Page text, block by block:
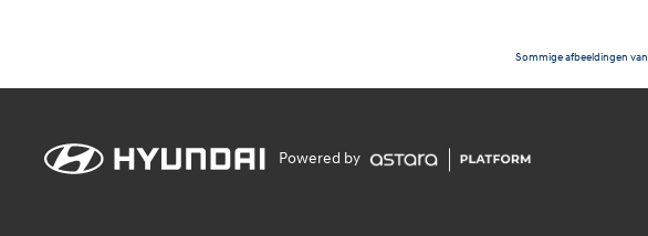
Sommige afbeeldingen
Powered by